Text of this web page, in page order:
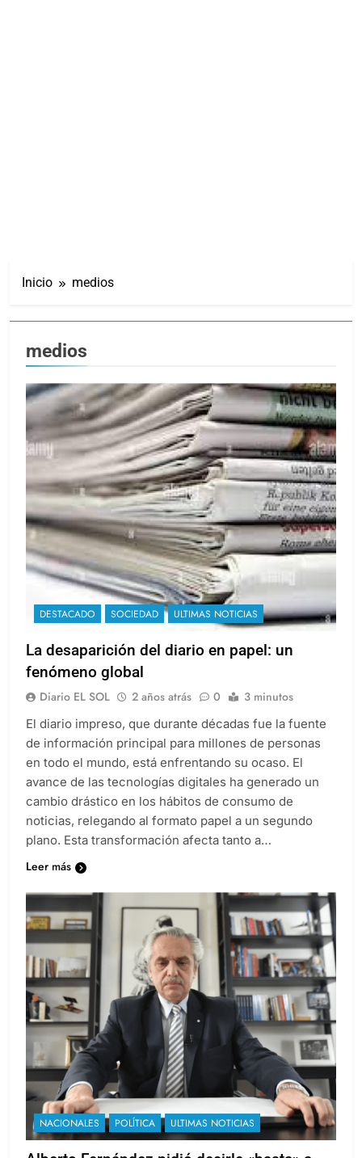
Inicio medios
medios
DESTACADO SOCIEDAD ULTIMAS NOTICIAS
La desaparición del diario en papel: un
fenómeno global
Diario EL SOL 2 años atrás 0 3 minutos
El diario impreso, que durante décadas fue la fuente
de información principal para millones de personas
en todo el mundo, está enfrentando su ocaso. El
avance de las tecnologías digitales ha generado un
cambio drástico en los hábitos de consumo de
noticias, relegando al formato papel a un segundo
plano. Esta transformación afecta tanto a…
Leer más
NACIONALES POLÍTICA ULTIMAS NOTICIAS